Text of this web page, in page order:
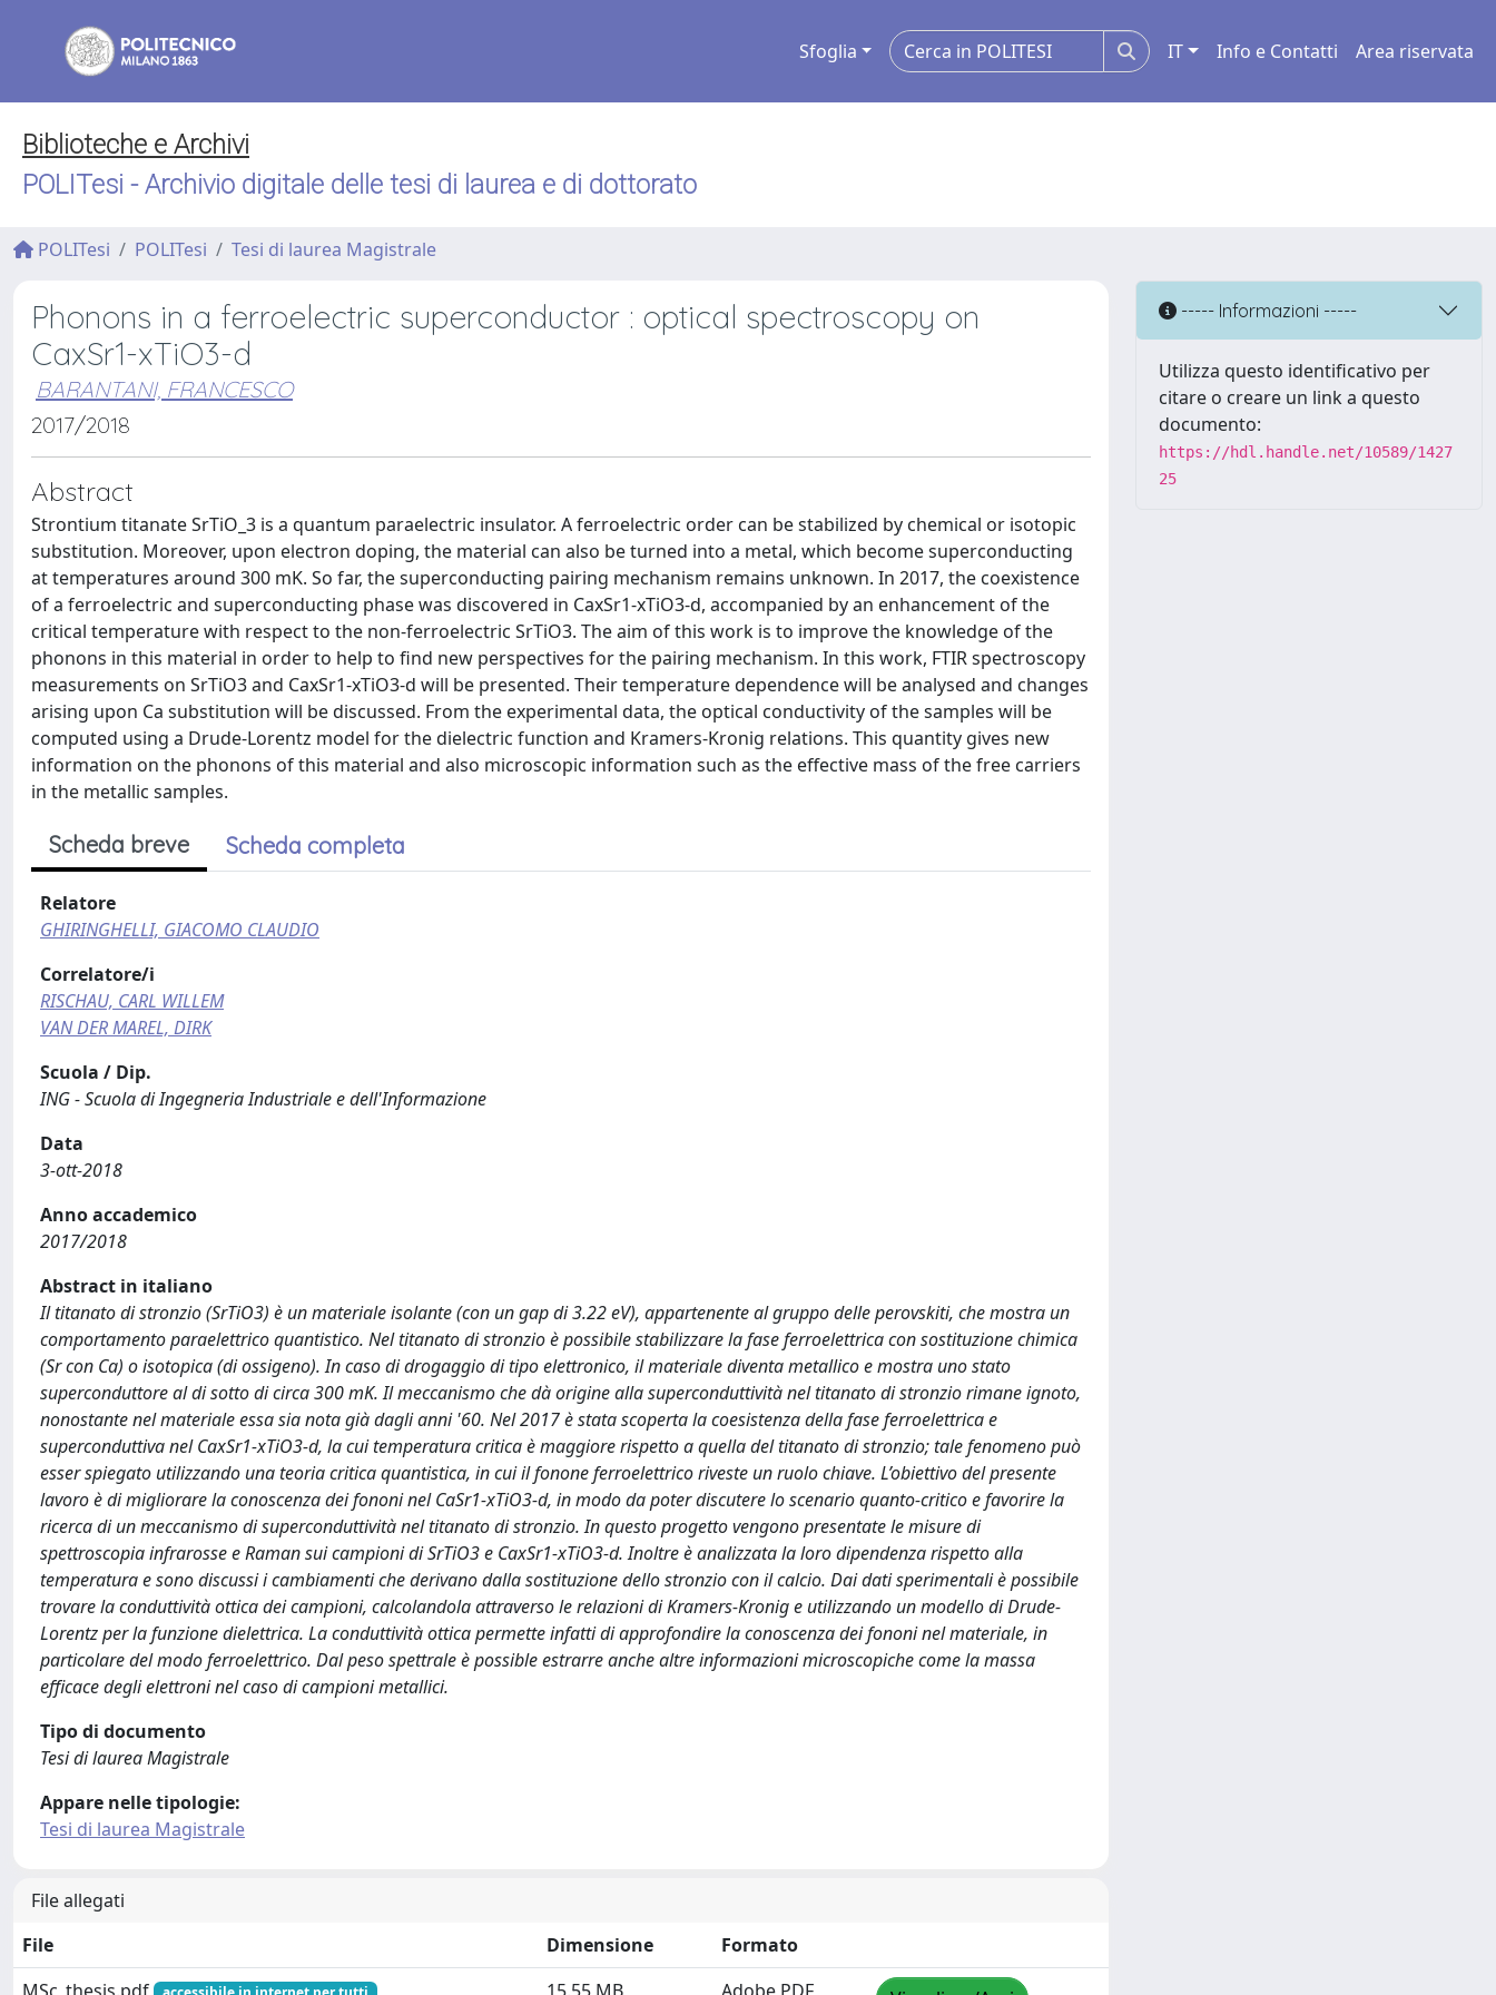
Sfoglia IT Info e Contatti Area riservata
Biblioteche e Archivi
POLITesi - Archivio digitale delle tesi di laurea e di dottorato
POLITesi POLITesi Tesi di laurea Magistrale
Phonons in a ferroelectric superconductor : optical spectroscopy on
CaxSr1-xTiO3-d
BARANTANI, FRANCESCO
2017/2018
Abstract
Strontium titanate SrTiO_3 is a quantum paraelectric insulator. A ferroelectric order can be stabilized by chemical or isotopic
substitution. Moreover, upon electron doping, the material can also be turned into a metal, which become superconducting
at temperatures around 300 mK. So far, the superconducting pairing mechanism remains unknown. In 2017, the coexistence
of a ferroelectric and superconducting phase was discovered in CaxSr1-xTiO3-d, accompanied by an enhancement of the
critical temperature with respect to the non-ferroelectric SrTiO3. The aim of this work is to improve the knowledge of the
phonons in this material in order to help to find new perspectives for the pairing mechanism. In this work, FTIR spectroscopy
measurements on SrTiO3 and CaxSr1-xTiO3-d will be presented. Their temperature dependence will be analysed and changes
arising upon Ca substitution will be discussed. From the experimental data, the optical conductivity of the samples will be
computed using a Drude-Lorentz model for the dielectric function and Kramers-Kronig relations. This quantity gives new
information on the phonons of this material and also microscopic information such as the effective mass of the free carriers
in the metallic samples.
Scheda breve Scheda completa
Relatore
GHIRINGHELLI, GIACOMO CLAUDIO
Correlatore/i
RISCHAU, CARL WILLEM
VAN DER MAREL, DIRK
Scuola / Dip.
ING - Scuola di Ingegneria Industriale e dell'Informazione
Data
3-ott-2018
Anno accademico
2017/2018
Abstract in italiano
Il titanato di stronzio (SrTiO3) è un materiale isolante (con un gap di 3.22 eV), appartenente al gruppo delle perovskiti, che mostra un
comportamento paraelettrico quantistico. Nel titanato di stronzio è possibile stabilizzare la fase ferroelettrica con sostituzione chimica
(Sr con Ca) o isotopica (di ossigeno). In caso di drogaggio di tipo elettronico, il materiale diventa metallico e mostra uno stato
superconduttore al di sotto di circa 300 mK. Il meccanismo che dà origine alla superconduttività nel titanato di stronzio rimane ignoto,
nonostante nel materiale essa sia nota già dagli anni '60. Nel 2017 è stata scoperta la coesistenza della fase ferroelettrica e
superconduttiva nel CaxSr1-xTiO3-d, la cui temperatura critica è maggiore rispetto a quella del titanato di stronzio; tale fenomeno può
esser spiegato utilizzando una teoria critica quantistica, in cui il fonone ferroelettrico riveste un ruolo chiave. L’obiettivo del presente
lavoro è di migliorare la conoscenza dei fononi nel CaSr1-xTiO3-d, in modo da poter discutere lo scenario quanto-critico e favorire la
ricerca di un meccanismo di superconduttività nel titanato di stronzio. In questo progetto vengono presentate le misure di
spettroscopia infrarosse e Raman sui campioni di SrTiO3 e CaxSr1-xTiO3-d. Inoltre è analizzata la loro dipendenza rispetto alla
temperatura e sono discussi i cambiamenti che derivano dalla sostituzione dello stronzio con il calcio. Dai dati sperimentali è possibile
trovare la conduttività ottica dei campioni, calcolandola attraverso le relazioni di Kramers-Kronig e utilizzando un modello di Drude-
Lorentz per la funzione dielettrica. La conduttività ottica permette infatti di approfondire la conoscenza dei fononi nel materiale, in
particolare del modo ferroelettrico. Dal peso spettrale è possible estrarre anche altre informazioni microscopiche come la massa
efficace degli elettroni nel caso di campioni metallici.
Tipo di documento
Tesi di laurea Magistrale
Appare nelle tipologie:
Tesi di laurea Magistrale
File allegati
File
Dimensione
Formato
----- Informazioni -----
Utilizza questo identificativo per
citare o creare un link a questo
documento:
https://hdl.handle.net/10589/1427
25